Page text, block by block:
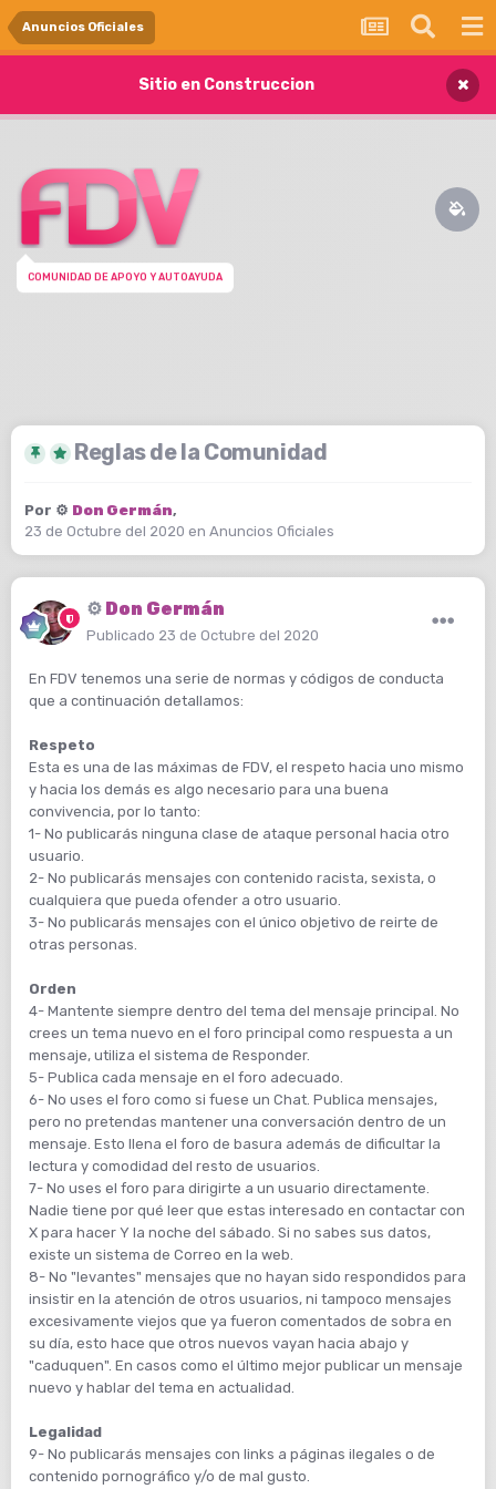
Anuncios Oficiales
Sitio en Construccion ×
COMUNIDAD DE APOYO Y AUTOAYUDA
Reglas de la Comunidad
Por ⚙️ Don Germán,
23 de Octubre del 2020 en Anuncios Oficiales
⚙️ Don Germán
Publicado 23 de Octubre del 2020
En FDV tenemos una serie de normas y códigos de conducta
que a continuación detallamos:
Respeto
Esta es una de las máximas de FDV, el respeto hacia uno mismo
y hacia los demás es algo necesario para una buena
convivencia, por lo tanto:
1- No publicarás ninguna clase de ataque personal hacia otro
usuario.
2- No publicarás mensajes con contenido racista, sexista, o
cualquiera que pueda ofender a otro usuario.
3- No publicarás mensajes con el único objetivo de reirte de
otras personas.
Orden
4- Mantente siempre dentro del tema del mensaje principal. No
crees un tema nuevo en el foro principal como respuesta a un
mensaje, utiliza el sistema de Responder.
5- Publica cada mensaje en el foro adecuado.
6- No uses el foro como si fuese un Chat. Publica mensajes,
pero no pretendas mantener una conversación dentro de un
mensaje. Esto llena el foro de basura además de dificultar la
lectura y comodidad del resto de usuarios.
7- No uses el foro para dirigirte a un usuario directamente.
Nadie tiene por qué leer que estas interesado en contactar con
X para hacer Y la noche del sábado. Si no sabes sus datos,
existe un sistema de Correo en la web.
8- No "levantes" mensajes que no hayan sido respondidos para
insistir en la atención de otros usuarios, ni tampoco mensajes
excesivamente viejos que ya fueron comentados de sobra en
su día, esto hace que otros nuevos vayan hacia abajo y
"caduquen". En casos como el último mejor publicar un mensaje
nuevo y hablar del tema en actualidad.
Legalidad
9- No publicarás mensajes con links a páginas ilegales o de
contenido pornográfico y/o de mal gusto.